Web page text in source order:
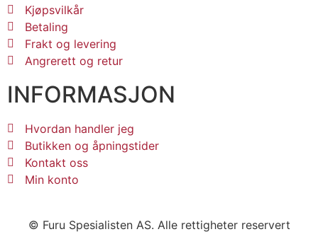
INFORMASJON
Hvordan handler jeg
Butikken og åpningstider
Kontakt oss
Min konto
Kjøpsvilkår
Betaling
Frakt og levering
Angrerett og retur
© Furu Spesialisten AS. Alle rettigheter reservert